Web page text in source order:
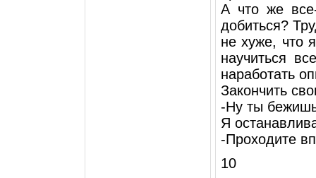
А что же
добиться?
не хуже, что
научиться
наработать
Закончить
-Ну ты
Я
-Проходите
10